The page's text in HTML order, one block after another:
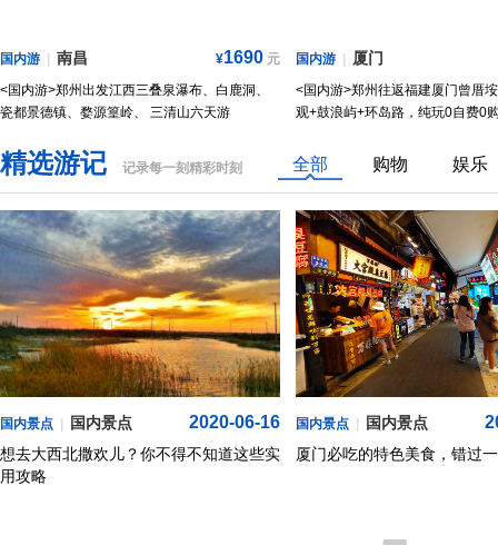
¥1690 元
国内游 南昌
<国内游>郑州出发江西三叠泉瀑布、白鹿洞、
瓷都景德镇、婺源篁岭、 三清山六天游
国内游 厦门
<国内游>郑州往返福建厦门曾厝
观+鼓浪屿+环岛路，纯玩0自费0
精选游记 记录每一刻精彩时刻 全部 购物 娱乐
2020-06-16
国内景点 国内景点
想去大西北撒欢儿？你不得不知道这些实
用攻略
国内景点 国内景点
厦门必吃的特色美食，错过